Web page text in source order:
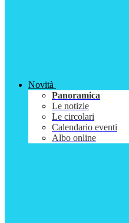
Novità
Panoramica
Le notizie
Le circolari
Calendario eventi
Albo online